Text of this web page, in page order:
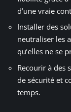
d’une vraie
Installer des
neutraliser les
qu’elles ne se
Recourir à des
de sécurité et
temps.